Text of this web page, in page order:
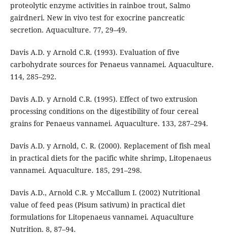
proteolytic enzyme activities in rainboe trout, Salmo
gairdneri. New in vivo test for exocrine pancreatic
secretion. Aquaculture. 77, 29–49.
Davis A.D. y Arnold C.R. (1993). Evaluation of five
carbohydrate sources for Penaeus vannamei. Aquaculture.
114, 285–292.
Davis A.D. y Arnold C.R. (1995). Effect of two extrusion
processing conditions on the digestibility of four cereal
grains for Penaeus vannamei. Aquaculture. 133, 287–294.
Davis A.D. y Arnold, C. R. (2000). Replacement of fish meal
in practical diets for the pacific white shrimp, Litopenaeus
vannamei. Aquaculture. 185, 291–298.
Davis A.D., Arnold C.R. y McCallum I. (2002) Nutritional
value of feed peas (Pisum sativum) in practical diet
formulations for Litopenaeus vannamei. Aquaculture
Nutrition. 8, 87–94.